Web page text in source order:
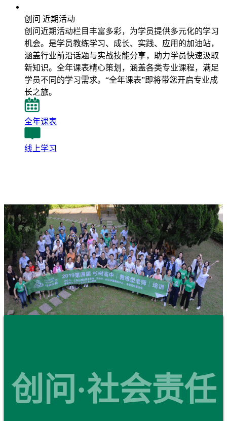
创问 近期活动
创问近期活动栏目丰富多彩，为学员提供多元化的学习
机会。是学员教练学习、成长、实践、应用的加油站，
涵盖行业前沿话题与实战技能分享，助力学员快速汲取
新知识。全年课表精心策划，涵盖各类专业课程，满足
学员不同的学习需求。“全年课表”即将带您开启专业成
长之旅。
全年课表
线上学习
创问·社会责任